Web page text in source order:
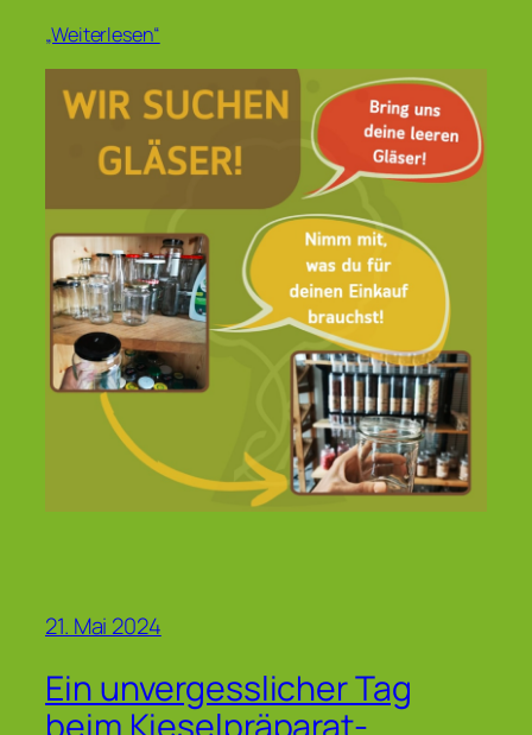
„Weiterlesen“
21. Mai 2024
Ein unvergesslicher Tag